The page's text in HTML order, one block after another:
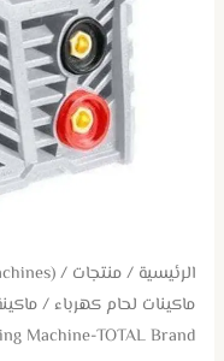
الرئيسية /منتجات /(Welding Machines) ماكينات الحام
ماكينات لحام كهرباء
Machine-TOTAL Brand)
Machine-